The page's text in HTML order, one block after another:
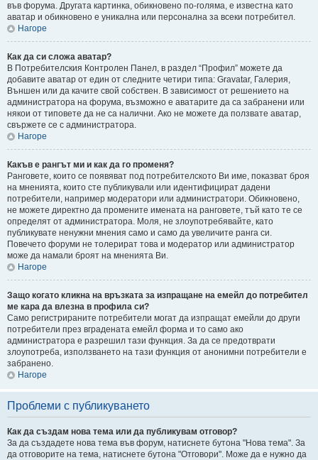
във форума. Другата картинка, обикновено по-голяма, е известна като
аватар и обикновено е уникална или персонална за всеки потребител.
Нагоре
Как да си сложа аватар?
В Потребителския Контролен Панел, в раздел “Профил” можете да
добавите аватар от един от следните четири типа: Gravatar, Галерия,
Външен или да качите свой собствен. В зависимост от решението на
администратора на форума, възможно е аватарите да са забранени или
някои от типовете да не са налични. Ако не можете да ползвате аватар,
свържете се с администратора.
Нагоре
Какъв е рангът ми и как да го променя?
Ранговете, които се появяват под потребителското Ви име, показват броя
на мненията, които сте публикували или идентифицират дадени
потребители, например модератори или администратори. Обикновено,
не можете директно да промените имената на ранговете, тъй като те се
определят от администратора. Моля, не злоупотребявайте, като
публикувате ненужни мнения само и само да увеличите ранга си.
Повечето форуми не толерират това и модератор или администратор
може да намали броят на мненията Ви.
Нагоре
Защо когато кликна на връзката за изпращане на емейл до потребител
ме кара да влезна в профила си?
Само регистрираните потребители могат да изпращат емейли до други
потребители през вградената емейл форма и то само ако
администратора е разрешил тази функция. За да се предотврати
злоупотреба, използването на тази функция от анонимни потребители е
забранено.
Нагоре
Проблеми с публикуването
Как да създам нова тема или да публикувам отговор?
За да създадете нова тема във форум, натиснете бутона "Нова тема". За
да отговорите на тема, натиснете бутона "Отговори". Може да е нужно да